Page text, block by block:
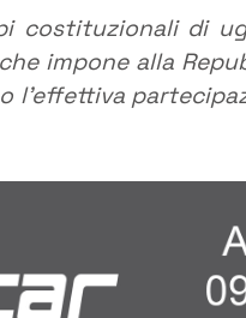
costituzionali di
impone alla
l’effettiva